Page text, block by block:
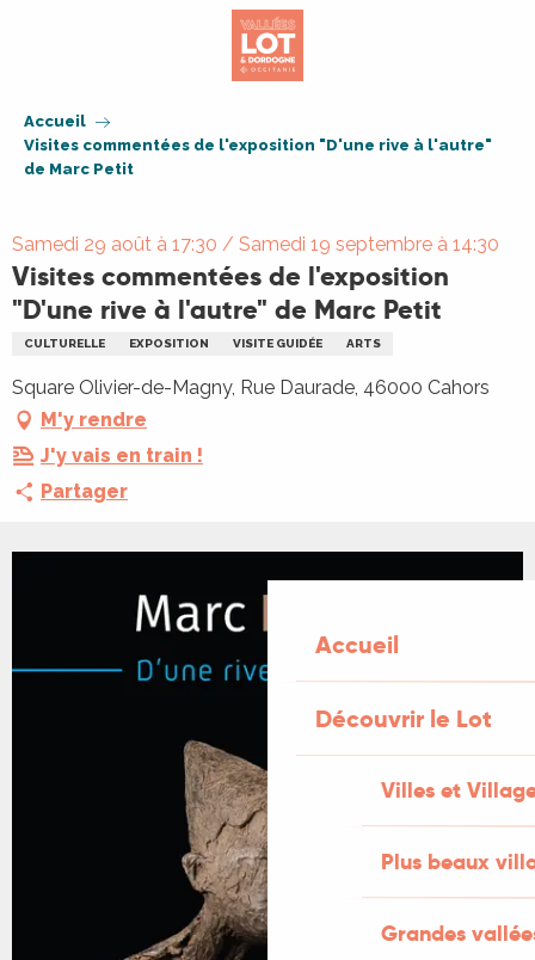
Accueil
Découvrir le Lot
Villes et
Plus beaux
Grandes
Accueil
Visites commentées de l'exposition "D'une rive à l'autre"
de Marc Petit
Samedi 29 août à 17:30 / Samedi 19 septembre à 14:30
Visites commentées de l'exposition
"D'une rive à l'autre" de Marc Petit
CULTURELLE EXPOSITION VISITE GUIDÉE ARTS
Square Olivier-de-Magny, Rue Daurade, 46000 Cahors
M'y rendre
J'y vais en train !
Partager